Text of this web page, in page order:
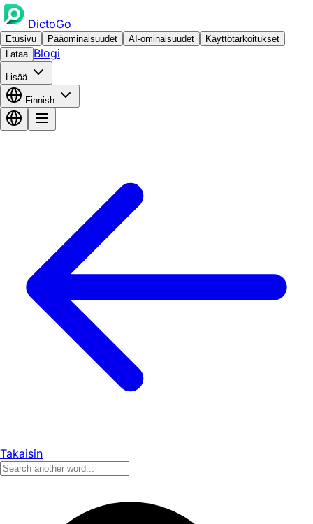
DictoGo
Etusivu Pääominaisuudet AI-ominaisuudet
Käyttötarkoitukset
Lataa Blogi
Lisää
Finnish
Takaisin